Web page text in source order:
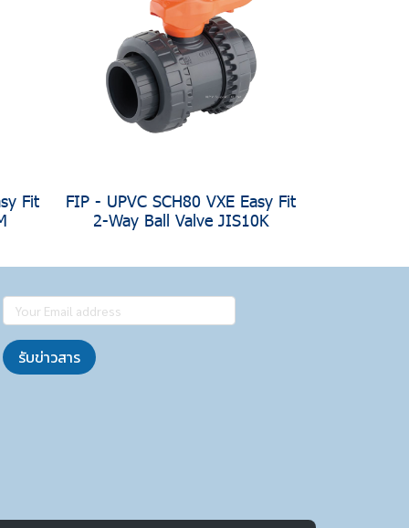
Fit
FIP - UPVC SCH80 VXE Easy Fit
2-Way Ball Valve JIS10K
รับข่าวสาร